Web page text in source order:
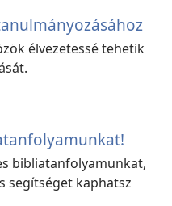
élvezetessé tehetik
bibliatanfolyamunkat,
segítséget kaphatsz